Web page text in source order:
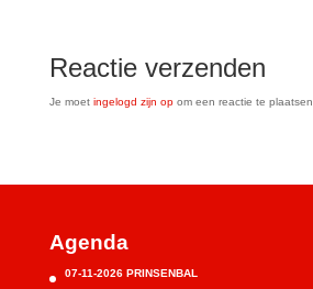
Reactie verzenden
Je moet ingelogd zijn opom een reactie te plaatsen.
Agenda
07-11-2026 PRINSENBAL